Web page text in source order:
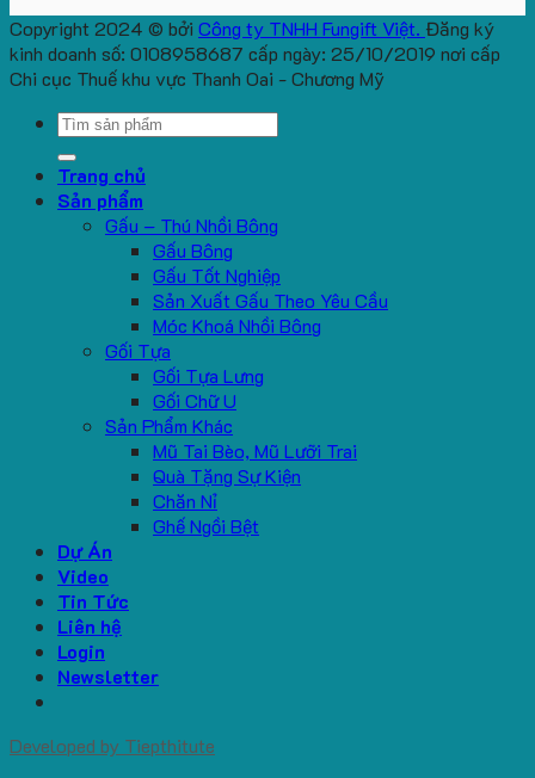
Copyright 2024 © bởi Công ty TNHH Fungift Việt. Đăng ký
kinh doanh số: 0108958687 cấp ngày: 25/10/2019 nơi cấp
Chi cục Thuế khu vực Thanh Oai - Chương Mỹ
Search
Trang chủ
Sản phẩm
Gấu – Thú Nhồi Bông
Gấu Bông
Gấu Tốt Nghiệp
Sản Xuất Gấu Theo Yêu Cầu
Móc Khoá Nhồi Bông
Gối Tựa
Gối Tựa Lưng
Gối Chữ U
Sản Phẩm Khác
Mũ Tai Bèo, Mũ Lưỡi Trai
Quà Tặng Sự Kiện
Chăn Nỉ
Ghế Ngồi Bệt
Dự Án
Video
Tin Tức
Liên hệ
Login
Newsletter
Developed by Tiepthitute